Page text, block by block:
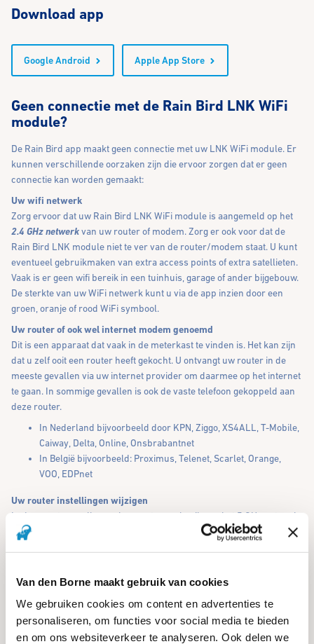
Van den Borne maakt gebruik van cookies
We gebruiken cookies om content en advertenties te
personaliseren, om functies voor social media te bieden
en om ons websiteverkeer te analyseren. Ook delen we
Download app
Google Android Apple App Store
Geen connectie met de Rain Bird LNK WiFi
module?
De Rain Bird app maakt geen connectie met uw LNK WiFi module. Er
kunnen verschillende oorzaken zijn die ervoor zorgen dat er geen
connectie kan worden gemaakt:
Uw wifi netwerk
Zorg ervoor dat uw Rain Bird LNK WiFi module is aangemeld op het
2.4 GHz netwerkvan uw router of modem. Zorg er ook voor dat de
Rain Bird LNK module niet te ver van de router/modem staat. U kunt
eventueel gebruikmaken van extra access points of extra satellieten.
Vaak is er geen wifi bereik in een tuinhuis, garage of ander bijgebouw.
De sterkte van uw WiFi netwerk kunt u via de app inzien door een
groen, oranje of rood WiFi symbool.
Uw router of ook wel internet modem genoemd
Dit is een apparaat dat vaak in de meterkast te vinden is. Het kan zijn
dat u zelf ooit een router heeft gekocht. U ontvangt uw router in de
meeste gevallen via uw internet provider om daarmee op het internet
te gaan. In sommige gevallen is ook de vaste telefoon gekoppeld aan
deze router.
In Nederland bijvoorbeeld door KPN, Ziggo, XS4ALL, T-Mobile,
Caiway, Delta, Online, Onsbrabantnet
In België bijvoorbeeld: Proximus, Telenet, Scarlet, Orange,
VOO, EDPnet
Uw router instellingen wijzigen
In de meeste gevallen maken routers gebruik van het 5 GHz netwerk
van uw router. De Rain Bird LNK WiFi module werkt alleen op het 2.4
Voor dit extra netwerk kunt u in de meeste gevallen kiezen voor (1)
voor het 2.4 GHz netwerk. Kies een wachtwoord. Maak vervolgens
connectie met de Rain Bird LNK WiFi module met dit 2.4 GHz. Gebruik
bijvoorbeeld als WiFi naam: 24. GHz Rain Bird zodat u het normale